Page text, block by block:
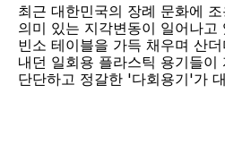
최근 대한민국의 장례 문화에
의미 있는 지각변동이 일어나고
빈소 테이블을 가득 채우며 산
내던 일회용 플라스틱 용기들
단단하고 정갈한 '다회용기'가